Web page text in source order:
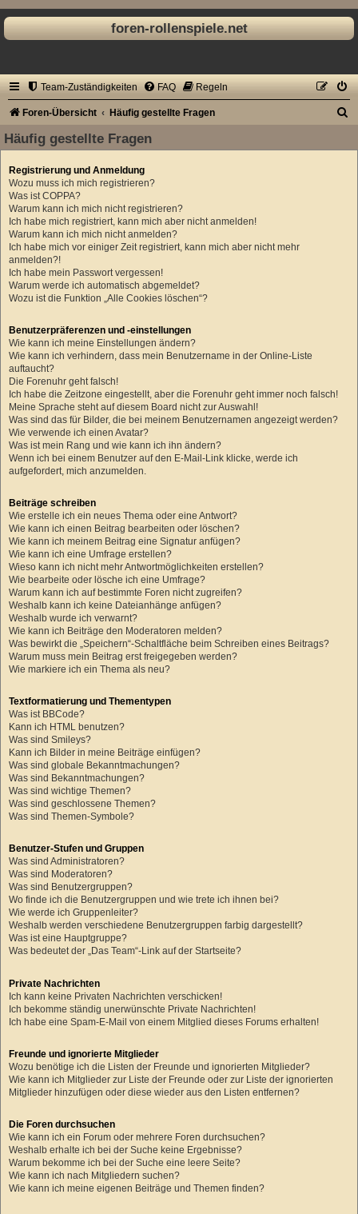
foren-rollenspiele.net
Team-Zuständigkeiten FAQ Regeln
Foren-Übersicht Häufig gestellte Fragen
c
Häufig gestellte Fragen
Registrierung und Anmeldung
Wozu muss ich mich registrieren?
Was ist COPPA?
Warum kann ich mich nicht registrieren?
Ich habe mich registriert, kann mich aber nicht anmelden!
Warum kann ich mich nicht anmelden?
Ich habe mich vor einiger Zeit registriert, kann mich aber nicht mehr
anmelden?!
Ich habe mein Passwort vergessen!
Warum werde ich automatisch abgemeldet?
Wozu ist die Funktion „Alle Cookies löschen“?
Benutzerpräferenzen und -einstellungen
Wie kann ich meine Einstellungen ändern?
Wie kann ich verhindern, dass mein Benutzername in der Online-Liste
auftaucht?
Die Forenuhr geht falsch!
Ich habe die Zeitzone eingestellt, aber die Forenuhr geht immer noch falsch!
Meine Sprache steht auf diesem Board nicht zur Auswahl!
Was sind das für Bilder, die bei meinem Benutzernamen angezeigt werden?
Wie verwende ich einen Avatar?
Was ist mein Rang und wie kann ich ihn ändern?
Wenn ich bei einem Benutzer auf den E-Mail-Link klicke, werde ich
aufgefordert, mich anzumelden.
Beiträge schreiben
Wie erstelle ich ein neues Thema oder eine Antwort?
Wie kann ich einen Beitrag bearbeiten oder löschen?
Wie kann ich meinem Beitrag eine Signatur anfügen?
Wie kann ich eine Umfrage erstellen?
Wieso kann ich nicht mehr Antwortmöglichkeiten erstellen?
Wie bearbeite oder lösche ich eine Umfrage?
Warum kann ich auf bestimmte Foren nicht zugreifen?
Weshalb kann ich keine Dateianhänge anfügen?
Weshalb wurde ich verwarnt?
Wie kann ich Beiträge den Moderatoren melden?
Was bewirkt die „Speichern“-Schaltfläche beim Schreiben eines Beitrags?
Warum muss mein Beitrag erst freigegeben werden?
Wie markiere ich ein Thema als neu?
Textformatierung und Thementypen
Was ist BBCode?
Kann ich HTML benutzen?
Was sind Smileys?
Kann ich Bilder in meine Beiträge einfügen?
Was sind globale Bekanntmachungen?
Was sind Bekanntmachungen?
Was sind wichtige Themen?
Was sind geschlossene Themen?
Was sind Themen-Symbole?
Benutzer-Stufen und Gruppen
Was sind Administratoren?
Was sind Moderatoren?
Was sind Benutzergruppen?
Wo finde ich die Benutzergruppen und wie trete ich ihnen bei?
Wie werde ich Gruppenleiter?
Weshalb werden verschiedene Benutzergruppen farbig dargestellt?
Was ist eine Hauptgruppe?
Was bedeutet der „Das Team“-Link auf der Startseite?
Private Nachrichten
Ich kann keine Privaten Nachrichten verschicken!
Ich bekomme ständig unerwünschte Private Nachrichten!
Ich habe eine Spam-E-Mail von einem Mitglied dieses Forums erhalten!
Freunde und ignorierte Mitglieder
Wozu benötige ich die Listen der Freunde und ignorierten Mitglieder?
Wie kann ich Mitglieder zur Liste der Freunde oder zur Liste der ignorierten
Mitglieder hinzufügen oder diese wieder aus den Listen entfernen?
Die Foren durchsuchen
Wie kann ich ein Forum oder mehrere Foren durchsuchen?
Weshalb erhalte ich bei der Suche keine Ergebnisse?
Warum bekomme ich bei der Suche eine leere Seite?
Wie kann ich nach Mitgliedern suchen?
Wie kann ich meine eigenen Beiträge und Themen finden?